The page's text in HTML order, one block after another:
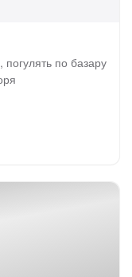
по базару